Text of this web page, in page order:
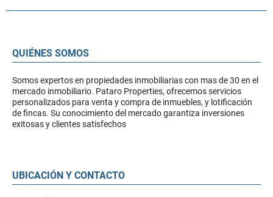
QUIÉNES SOMOS
Somos expertos en propiedades inmobiliarias con mas de 30 en el
mercado inmobiliario. Pataro Properties, ofrecemos servicios
personalizados para venta y compra de inmuebles, y lotificación
de fincas. Su conocimiento del mercado garantiza inversiones
exitosas y clientes satisfechos
UBICACIÓN Y CONTACTO